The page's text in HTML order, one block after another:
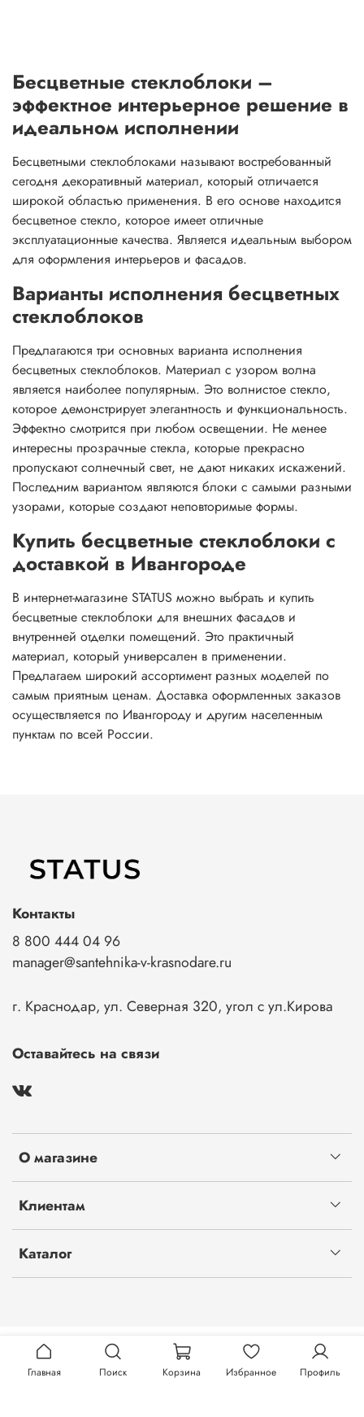
Бесцветные стеклоблоки –
эффектное интерьерное решение в
идеальном исполнении
Бесцветными стеклоблоками называют востребованный
сегодня декоративный материал, который отличается
широкой областью применения. В его основе находится
бесцветное стекло, которое имеет отличные
эксплуатационные качества. Является идеальным выбором
для оформления интерьеров и фасадов.
Варианты исполнения бесцветных
стеклоблоков
Предлагаются три основных варианта исполнения
бесцветных стеклоблоков. Материал с узором волна
является наиболее популярным. Это волнистое стекло,
которое демонстрирует элегантность и функциональность.
Эффектно смотрится при любом освещении. Не менее
интересны прозрачные стекла, которые прекрасно
пропускают солнечный свет, не дают никаких искажений.
Последним вариантом являются блоки с самыми разными
узорами, которые создают неповторимые формы.
Купить бесцветные стеклоблоки с
доставкой в Ивангороде
В интернет-магазине STATUS можно выбрать и купить
бесцветные стеклоблоки для внешних фасадов и
внутренней отделки помещений. Это практичный
материал, который универсален в применении.
Предлагаем широкий ассортимент разных моделей по
самым приятным ценам. Доставка оформленных заказов
осуществляется по Ивангороду и другим населенным
пунктам по всей России.
О магазине
Клиентам
Каталог
Контакты
8 800 444 04 96
manager@santehnika-v-krasnodare.ru
г. Краснодар, ул. Северная 320, угол с ул.Кирова
Оставайтесь на связи
Главная Поиск Корзина Избранное Профиль